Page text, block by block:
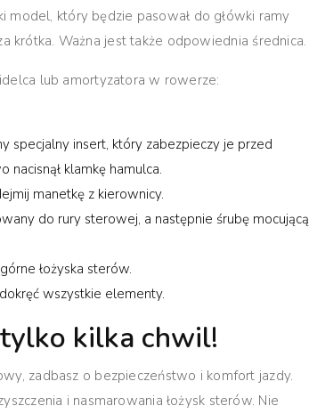
który będzie pasował do główki ramy
krótka. Ważna jest także odpowiednia średnica.
lub amortyzatora w rowerze:
specjalny insert, który zabezpieczy je przed
klamkę hamulca.
manetkę z kierownicy.
do rury sterowej, a następnie śrubę mocującą
łożyska sterów.
wszystkie elementy.
kilka chwil!
zadbasz o bezpieczeństwo i komfort jazdy.
i nasmarowania łożysk sterów. Nie